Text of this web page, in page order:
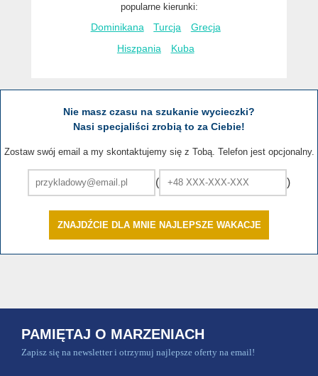
popularne kierunki:
Dominikana
Turcja Grecja
Hiszpania Kuba
Nie masz czasu na szukanie wycieczki?
Nasi specjaliści zrobią to za Ciebie!
Zostaw swój email a my skontaktujemy się z Tobą. Telefon jest opcjonalny.
( )
ZNAJDŹCIE DLA MNIE NAJLEPSZE WAKACJE
PAMIĘTAJ O MARZENIACH
Zapisz się na newsletter i otrzymuj najlepsze oferty na email!